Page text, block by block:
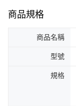
商品規格
商品名稱
型號
規格